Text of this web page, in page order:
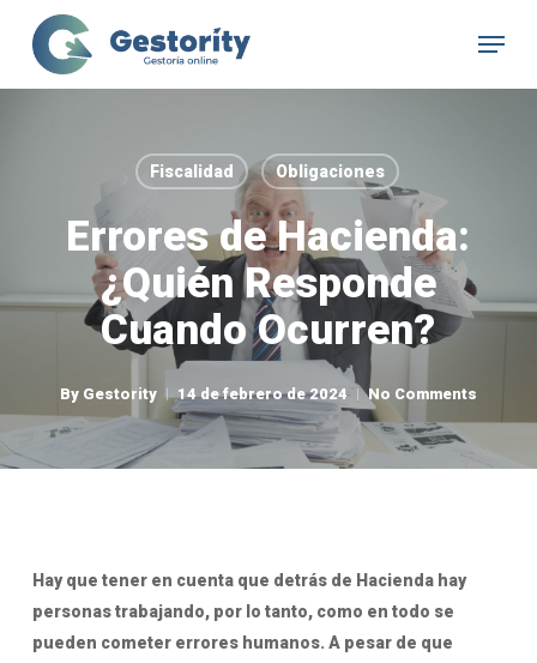
Menu
Fiscalidad Obligaciones
Errores de Hacienda:
¿Quién Responde
Cuando Ocurren?
By Gestority 14 de febrero de 2024 No Comments
Hay que tener en cuenta que detrás de Hacienda hay
personas trabajando, por lo tanto, como en todo se
pueden cometer errores humanos. A pesar de que